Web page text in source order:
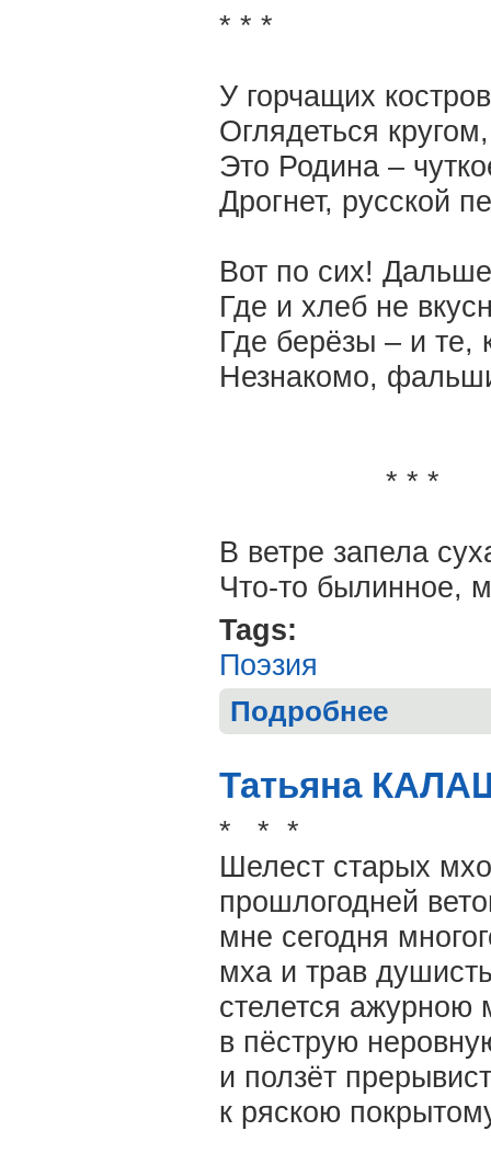
* * *
У горчащих
Оглядеться
Это Родина –
Дрогнет, русской
Вот по сих!
Где и хлеб не
Где берёзы – и те,
Незнакомо,
* * *
В ветре запела
Что-то былинное,
Tags:
Поэзия
Подробнее
Татьяна
* * *
Шелест старых
прошлогодней
мне сегодня
мха и трав
стелется ажурною
в пёструю
и ползёт
к ряскою